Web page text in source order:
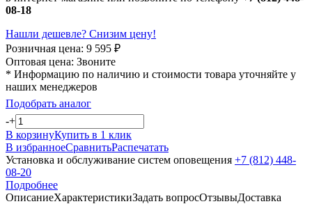
08-18
Нашли дешевле? Снизим цену!
Розничная цена: 9 595 ₽
Оптовая цена: Звоните
* Информацию по наличию и стоимости товара уточняйте у
наших менеджеров
Подобрать аналог
-+
В корзинуКупить в 1 клик
В избранноеСравнитьРаспечатать
Установка и обслуживание систем оповещения +7 (812) 448-
08-20
Подробнее
ОписаниеХарактеристикиЗадать вопросОтзывыДоставка